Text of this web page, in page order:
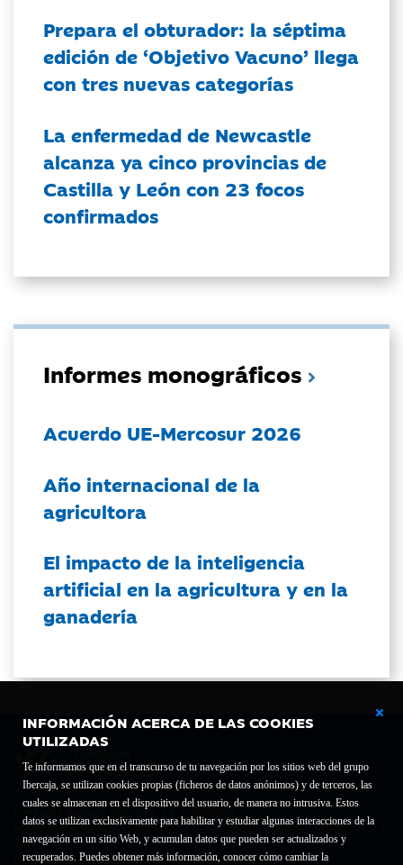
INFORMACIÓN ACERCA DE LAS COOKIES
UTILIZADAS
Te informamos que en el transcurso de tu navegación por los sitios web del grupo
Ibercaja, se utilizan cookies propias (ficheros de datos anónimos) y de terceros, las
cuales se almacenan en el dispositivo del usuario, de manera no intrusiva. Estos
datos se utilizan exclusivamente para habilitar y estudiar algunas interacciones de la
navegación en un sitio Web, y acumulan datos que pueden ser actualizados y
recuperados. Puedes obtener más información, conocer cómo cambiar la
Prepara el obturador: la séptima
edición de ‘Objetivo Vacuno’ llega
con tres nuevas categorías
La enfermedad de Newcastle
alcanza ya cinco provincias de
Castilla y León con 23 focos
confirmados
Informes monográficos
Acuerdo UE-Mercosur 2026
Año internacional de la
agricultora
El impacto de la inteligencia
artificial en la agricultura y en la
ganadería
Fundación Bancaria Ibercaja C.I.F. G-50000652.
Inscrita en el Registro de Fundaciones del Mº de Educación, Cultura y Deporte con el nº
1689.
Domicilio social: Joaquín Costa, 13. 50001 Zaragoza.